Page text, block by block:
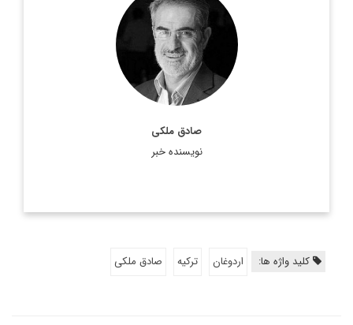
صادق ملکی
نویسنده خبر
کارشناس، استراتژیست و تحلیلگر ارشد مسائل
سیاسی است.
اطلاعات بیشتر
کلید واژه ها: اردوغان ترکیه صادق ملکی